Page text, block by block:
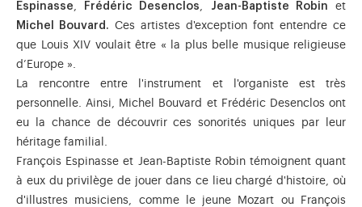
Espinasse, Frédéric Desenclos, Jean-Baptiste Robin et
Michel Bouvard. Ces artistes d'exception font entendre ce
que Louis XIV voulait être « la plus belle musique religieuse
d’Europe ».
La rencontre entre l'instrument et l'organiste est très
personnelle. Ainsi, Michel Bouvard et Frédéric Desenclos ont
eu la chance de découvrir ces sonorités uniques par leur
héritage familial.
François Espinasse et Jean-Baptiste Robin témoignent quant
à eux du privilège de jouer dans ce lieu chargé d'histoire, où
d'illustres musiciens, comme le jeune Mozart ou François